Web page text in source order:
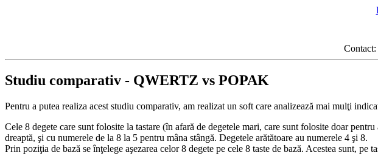
Contact:
Studiu comparativ - QWERTZ vs POPAK
Pentru a putea realiza acest studiu comparativ, am realizat un soft care analizează mai mulţi
Cele 8 degete care sunt folosite la tastare (în afară de degetele mari, care sunt folosite doar
dreaptă, şi cu numerele de la 8 la 5 pentru mâna stângă. Degetele arătătoare au numerele 4 şi 8.
Prin poziţia de bază se înţelege aşezarea celor 8 degete pe cele 8 taste de bază. Acestea sunt,